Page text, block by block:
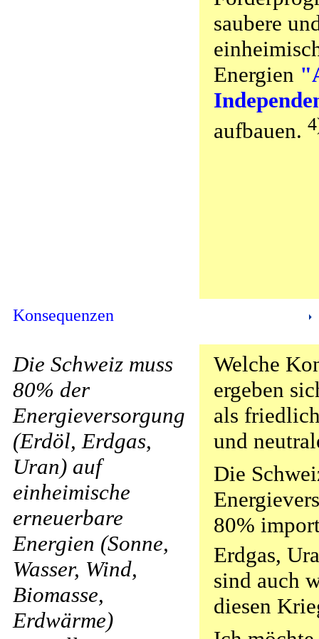
saubere
Energien
aufbauen.
Konsequenzen
Die Schweiz muss
80% der
Energieversorgung
(Erdöl, Erdgas,
Uran) auf
einheimische
erneuerbare
Energien (Sonne,
Wasser, Wind,
Biomasse,
Erdwärme)
Welche
ergeben
als
und
Die
80%
Erdgas,
sind auch
diesen